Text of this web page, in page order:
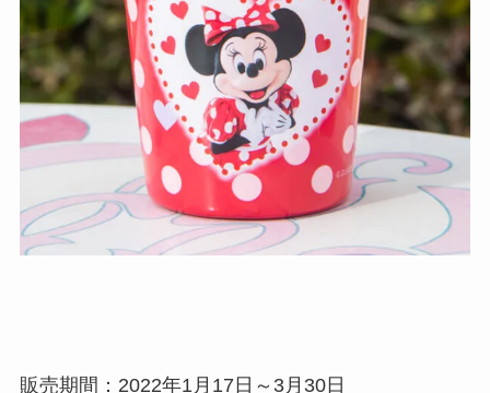
販売期間：2022年1月17日～3月30日